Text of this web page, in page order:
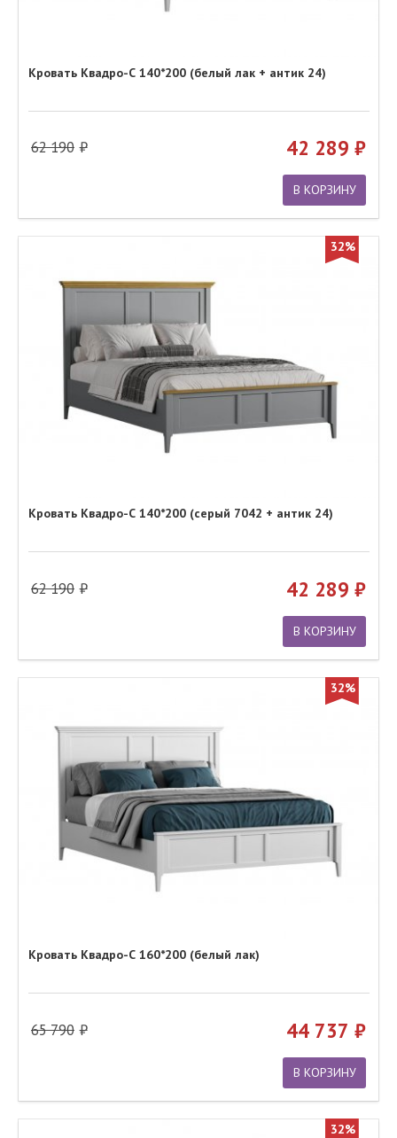
Кровать Квадро-С 140*200 (белый лак + антик 24)
62 190 42 289
В КОРЗИНУ
32%
Кровать Квадро-С 140*200 (серый 7042 + антик 24)
62 190 42 289
В КОРЗИНУ
32%
Кровать Квадро-С 160*200 (белый лак)
65 790 44 737
В КОРЗИНУ
32%